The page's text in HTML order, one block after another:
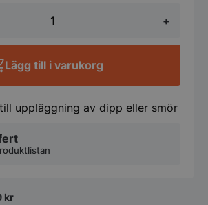
+
Lägg till i varukorg
uppläggning av dipp eller smör
kr